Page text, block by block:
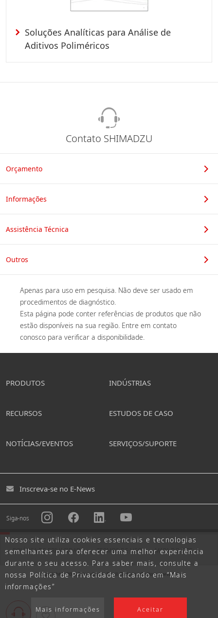
Soluções Analíticas para Análise de
Aditivos Poliméricos
Nosso site utiliza cookies essenciais e tecnologias
semelhantes para oferecer uma melhor experiência
durante o seu acesso. Para saber mais, consulte a
nossa Política de Privacidade clicando em “Mais
informações”
Mais informações Aceitar
Contato SHIMADZU
Orçamento
Informações
Assistência Técnica
Outros
Apenas para uso em pesquisa. Não deve ser usado em
procedimentos de diagnóstico.
Esta página pode conter referências de produtos que não
estão disponíveis na sua região. Entre em contato
conosco para verificar a disponibilidade.
PRODUTOS INDÚSTRIAS
RECURSOS ESTUDOS DE CASO
NOTÍCIAS/EVENTOS SERVIÇOS/SUPORTE
Inscreva-se no E-News
Siga-nos
POLÍTICA DE PRIVACIDADE TERMOS DE USO MAPA DO SITE